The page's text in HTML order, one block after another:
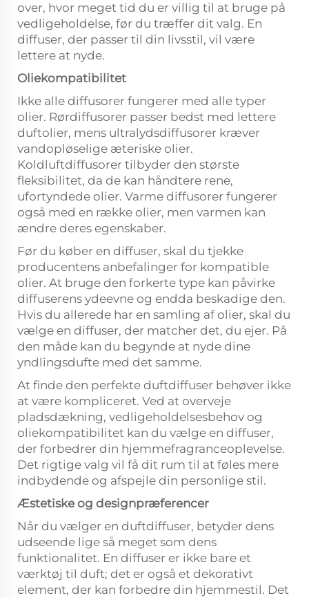
over, hvor meget tid du er villig til at bruge på
vedligeholdelse, før du træffer dit valg. En
diffuser, der passer til din livsstil, vil være
lettere at nyde.
Oliekompatibilitet
Ikke alle diffusorer fungerer med alle typer
olier. Rørdiffusorer passer bedst med lettere
duftolier, mens ultralydsdiffusorer kræver
vandopløselige æteriske olier.
Koldluftdiffusorer tilbyder den største
fleksibilitet, da de kan håndtere rene,
ufortyndede olier. Varme diffusorer fungerer
også med en række olier, men varmen kan
ændre deres egenskaber.
Før du køber en diffuser, skal du tjekke
producentens anbefalinger for kompatible
olier. At bruge den forkerte type kan påvirke
diffuserens ydeevne og endda beskadige den.
Hvis du allerede har en samling af olier, skal du
vælge en diffuser, der matcher det, du ejer. På
den måde kan du begynde at nyde dine
yndlingsdufte med det samme.
At finde den perfekte duftdiffuser behøver ikke
at være kompliceret. Ved at overveje
pladsdækning, vedligeholdelsesbehov og
oliekompatibilitet kan du vælge en diffuser,
der forbedrer din hjemmefragranceoplevelse.
Det rigtige valg vil få dit rum til at føles mere
indbydende og afspejle din personlige stil.
Æstetiske og designpræferencer
Når du vælger en duftdiffuser, betyder dens
udseende lige så meget som dens
funktionalitet. En diffuser er ikke bare et
værktøj til duft; det er også et dekorativt
element, der kan forbedre din hjemmestil. Det